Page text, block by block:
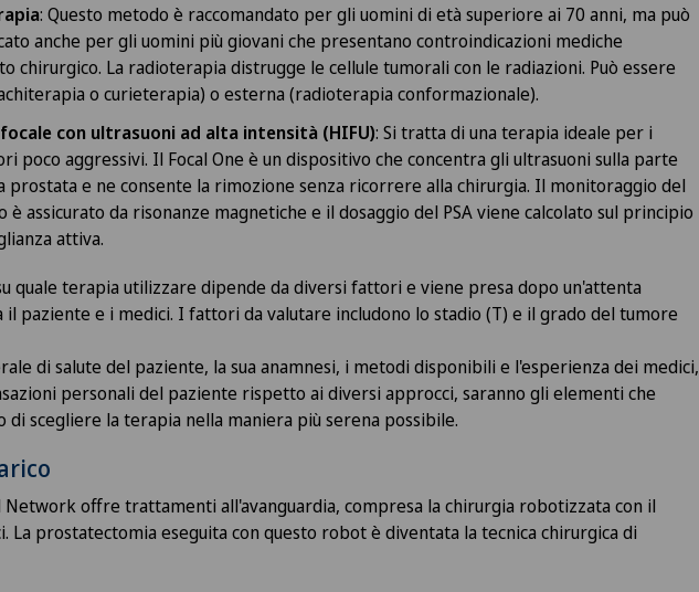
: Questo metodo è raccomandato per gli uomini di età superiore ai 70 anni, ma può
anche per gli uomini più giovani che presentano controindicazioni mediche
chirurgico. La radioterapia distrugge le cellule tumorali con le radiazioni. Può essere
o curieterapia) o esterna (radioterapia conformazionale).
con ultrasuoni ad alta intensità (HIFU): Si tratta di una terapia ideale per i
poco aggressivi. Il Focal One è un dispositivo che concentra gli ultrasuoni sulla parte
prostata e ne consente la rimozione senza ricorrere alla chirurgia. Il monitoraggio del
assicurato da risonanze magnetiche e il dosaggio del PSA viene calcolato sul principio
attiva.
quale terapia utilizzare dipende da diversi fattori e viene presa dopo un'attenta
il paziente e i medici. I fattori da valutare includono lo stadio (T) e il grado del tumore
di salute del paziente, la sua anamnesi, i metodi disponibili e l'esperienza dei medici,
personali del paziente rispetto ai diversi approcci, saranno gli elementi che
di scegliere la terapia nella maniera più serena possibile.
Network offre trattamenti all'avanguardia, compresa la chirurgia robotizzata con il
La prostatectomia eseguita con questo robot è diventata la tecnica chirurgica di